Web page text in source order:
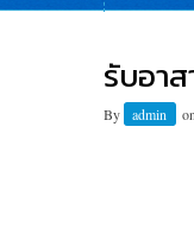
รับอา
By admin on